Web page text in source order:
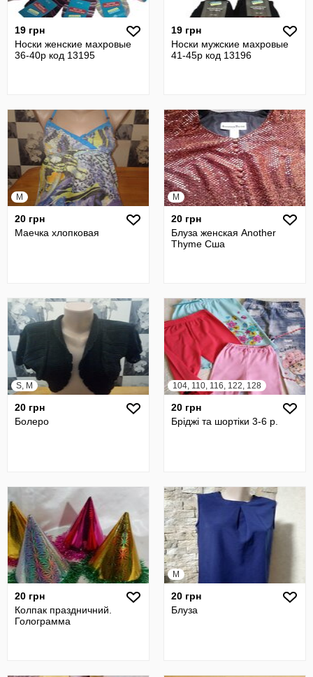
19 грн
Носки женские махровые
36-40р код 13195
19 грн
Носки мужские махровые
41-45р код 13196
M
20 грн
Маечка хлопковая
M
20 грн
Блуза женская Another
Thyme Сша
S, M
20 грн
Болеро
104, 110, 116, 122, 128
20 грн
Бріджі та шортіки 3-6 р.
20 грн
Колпак праздничний.
Голограмма
M
20 грн
Блуза